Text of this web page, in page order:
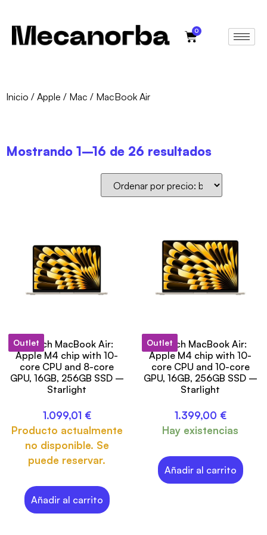
0
Inicio / Apple / Mac / MacBook Air
Mostrando 1–16 de 26 resultados
Outlet
13-inch MacBook Air:
Apple M4 chip with 10-
core CPU and 8-core
GPU, 16GB, 256GB SSD –
Starlight
1.099,01 €
Producto actualmente
no disponible. Se
puede reservar.
Añadir al carrito
Outlet
15-inch MacBook Air:
Apple M4 chip with 10-
core CPU and 10-core
GPU, 16GB, 256GB SSD –
Starlight
1.399,00 €
Hay existencias
Añadir al carrito